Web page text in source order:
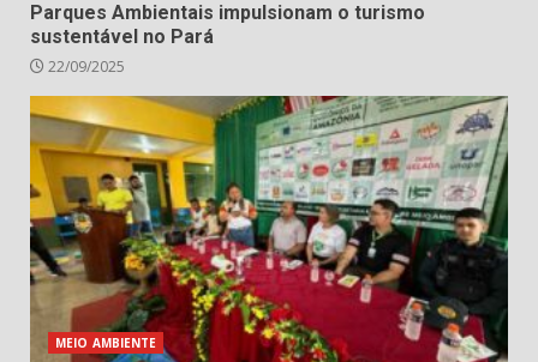
Parques Ambientais impulsionam o turismo
sustentável no Pará
22/09/2025
MEIO AMBIENTE